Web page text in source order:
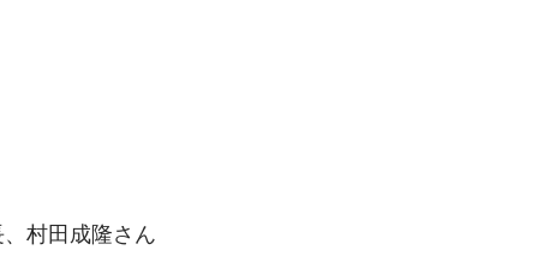
村田成隆さん